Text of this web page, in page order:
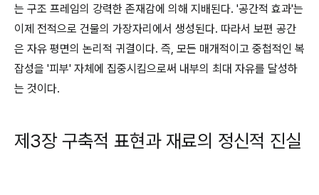
는 구조 프레임의 강력한 존재감에 의해 지배된다. '공간적 효과'는
이제 전적으로 건물의 가장자리에서 생성된다. 따라서 보편 공간
은 자유 평면의 논리적 귀결이다. 즉, 모든 매개적이고 중첩적인 복
잡성을 '피부' 자체에 집중시킴으로써 내부의 최대 자유를 달성하
는 것이다.
제3장 구축적 표현과 재료의 정신적 진실